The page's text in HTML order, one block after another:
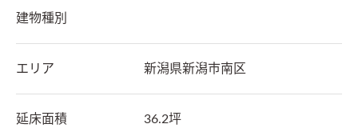
建物種別
エリア 新潟県新潟市南区
延床面積 36.2坪